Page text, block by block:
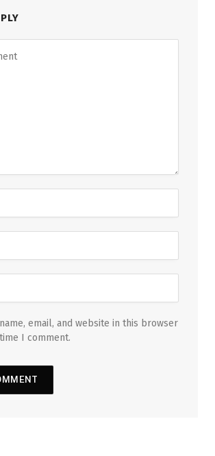
email, and website in this browser
I comment.